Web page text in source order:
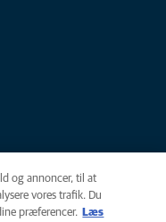
og annoncer, til at
vores trafik. Du
præferencer.
Læs